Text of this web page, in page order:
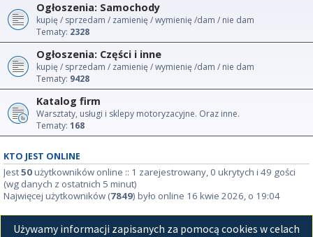
Ogłoszenia: Samochody
kupię / sprzedam / zamienię / wymienię /dam / nie dam
Tematy: 2328
Ogłoszenia: Części i inne
kupię / sprzedam / zamienię / wymienię /dam / nie dam
Tematy: 9428
Katalog firm
Warsztaty, usługi i sklepy motoryzacyjne. Oraz inne.
Tematy: 168
KTO JEST ONLINE
Jest50użytkowników online :: 1 zarejestrowany, 0 ukrytych i 49 gości
(wg danych z ostatnich 5 minut)
Najwięcej użytkowników (7849) było online 16 kwie 2026, o 19:04
Używamy informacji zapisanych za pomocą cookies w celach